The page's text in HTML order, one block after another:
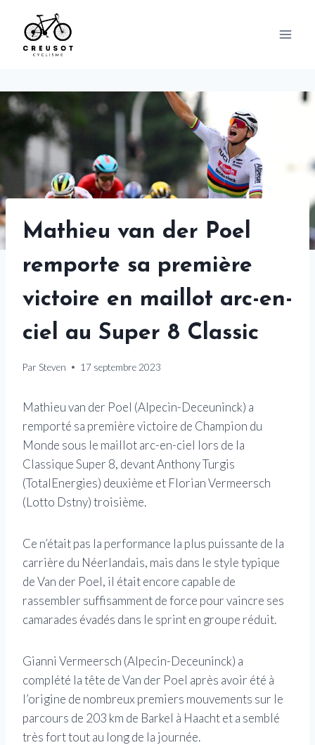
content
Mathieu van der Poel
remporte sa première
victoire en maillot arc-en-
ciel au Super 8 Classic
Par Steven 17 septembre 2023
Mathieu van der Poel (Alpecin-Deceuninck) a
remporté sa première victoire de Champion du
Monde sous le maillot arc-en-ciel lors de la
Classique Super 8, devant Anthony Turgis
(TotalEnergies) deuxième et Florian Vermeersch
(Lotto Dstny) troisième.
Ce n’était pas la performance la plus puissante de la
carrière du Néerlandais, mais dans le style typique
de Van der Poel, il était encore capable de
rassembler suffisamment de force pour vaincre ses
camarades évadés dans le sprint en groupe réduit.
Gianni Vermeersch (Alpecin-Deceuninck) a
complété la tête de Van der Poel après avoir été à
l’origine de nombreux premiers mouvements sur le
parcours de 203 km de Barkel à Haacht et a semblé
très fort tout au long de la journée.